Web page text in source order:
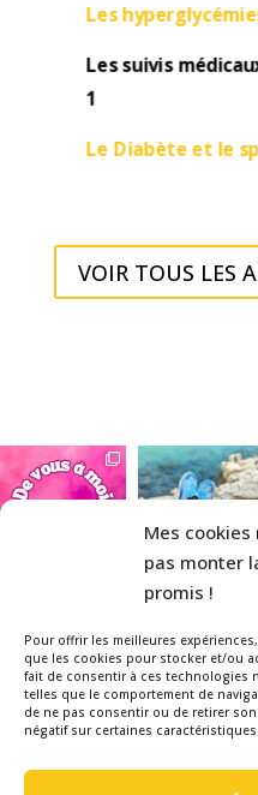
Mes
pas monter
promis !
Pour offrir les meilleures
que les cookies pour stocker et/ou
fait de consentir à ces technologies
telles que le comportement de
de ne pas consentir ou de retirer
négatif sur certaines
Les
Les suivis
1
Le Diabète et le
VOIR TOUS LES
Veuillez noter
Diabète est un
réalisé